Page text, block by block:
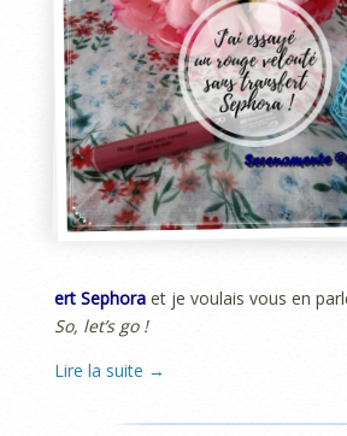
ert Sephora et je voulais vous en
So, let’s go !
Lire la suite →